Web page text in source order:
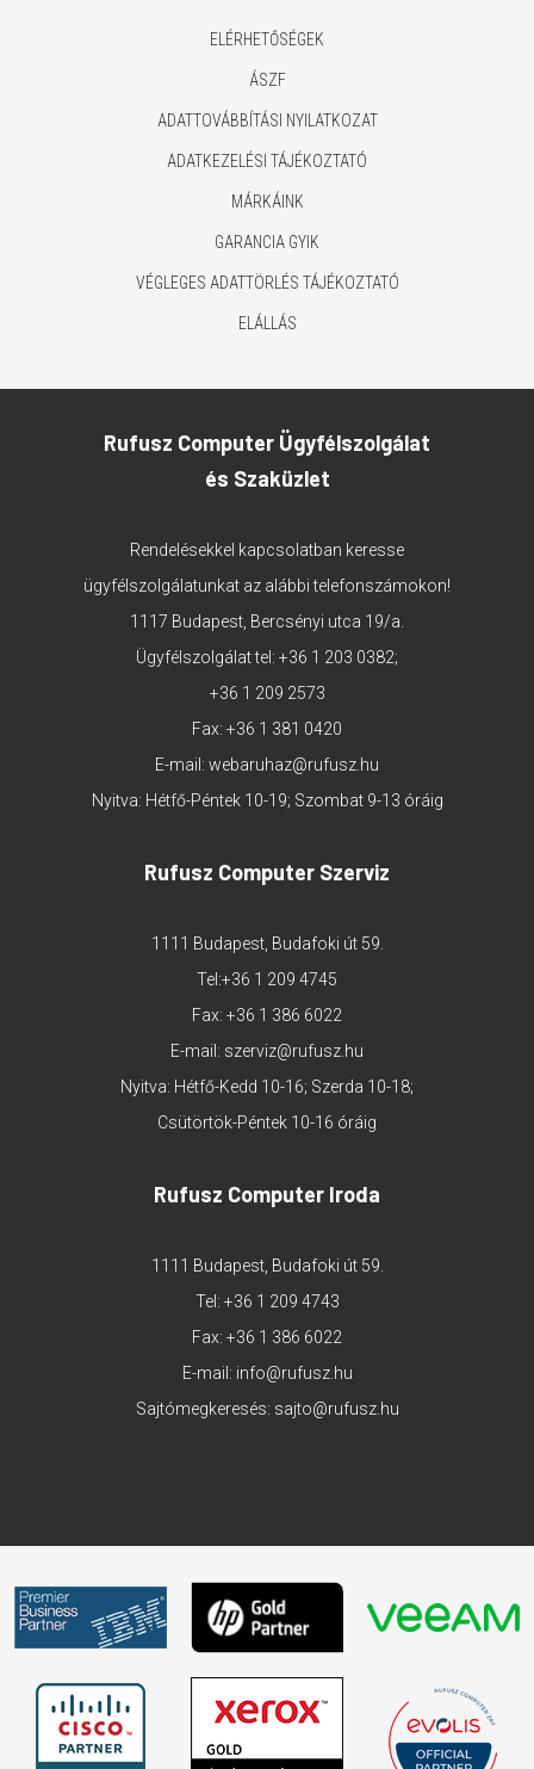
ELÉRHETŐSÉGEK
ÁSZF
ADATTOVÁBBÍTÁSI NYILATKOZAT
ADATKEZELÉSI TÁJÉKOZTATÓ
MÁRKÁINK
GARANCIA GYIK
VÉGLEGES ADATTÖRLÉS TÁJÉKOZTATÓ
ELÁLLÁS
Rufusz Computer Ügyfélszolgálat
és Szaküzlet
Rendelésekkel kapcsolatban keresse
ügyfélszolgálatunkat az alábbi telefonszámokon!
1117 Budapest, Bercsényi utca 19/a.
Ügyfélszolgálat tel: +36 1 203 0382;
+36 1 209 2573
Fax: +36 1 381 0420
E-mail: webaruhaz@rufusz.hu
Nyitva: Hétfő-Péntek 10-19; Szombat 9-13 óráig
Rufusz Computer Szerviz
1111 Budapest, Budafoki út 59.
Tel:+36 1 209 4745
Fax: +36 1 386 6022
E-mail: szerviz@rufusz.hu
Nyitva: Hétfő-Kedd 10-16; Szerda 10-18;
Csütörtök-Péntek 10-16 óráig
Rufusz Computer Iroda
1111 Budapest, Budafoki út 59.
Tel: +36 1 209 4743
Fax: +36 1 386 6022
E-mail: info@rufusz.hu
Sajtómegkeresés: sajto@rufusz.hu